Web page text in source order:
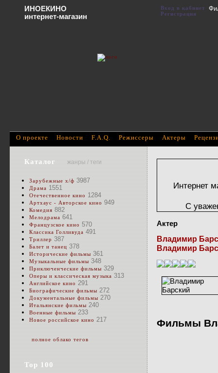
Интернет
С
Актер
Владимир
Владимир
Фильмы
Каталог жанры / теги
Зарубежные х/ф 3987
Драма 1551
Отечественное кино 1284
Артхаус - Авторское кино 949
Комедия 882
Мелодрама 641
Французское кино 570
Классика Голливуда 491
Триллер 387
Балет и танец 378
Исторические фильмы 361
Музыкальные фильмы 348
Приключенческие фильмы 329
Оперы и классическая музыка 313
Английское кино 291
Биографические фильмы 272
Документальные фильмы 270
Итальянские фильмы 240
Военные фильмы 233
Новое российское кино 217
полное облако тегов
Top 100
О проекте Новости F.A.Q. Режиссеры Актеры
ИНОЕКИНО
интернет-магазин
Вход в кабинет
Регистрация